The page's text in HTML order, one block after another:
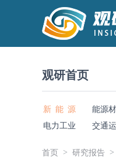
观研首页
新 能 源 能源
电力工业
交通
首页 研究报告